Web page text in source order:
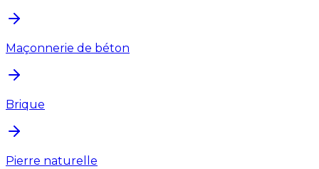
Maçonnerie de béton
Brique
Pierre naturelle